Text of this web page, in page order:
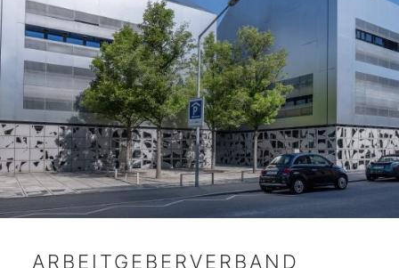
ARBEITGEBERVERBAND